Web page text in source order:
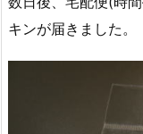
キンが届きました。